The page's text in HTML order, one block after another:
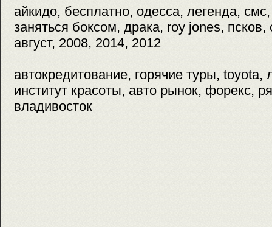
айкидо, бесплатно, одесса, легенда,
заняться боксом, драка, roy jones, псков,
август, 2008, 2014, 2012
автокредитование, горячие туры,
институт красоты, авто рынок, форекс,
владивосток